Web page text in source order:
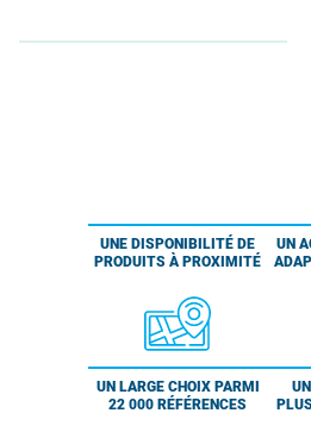
UNE DISPONIBILITÉ DE
PRODUITS À PROXIMITÉ
UN
UN LARGE CHOIX PARMI
22 000 RÉFÉRENCES